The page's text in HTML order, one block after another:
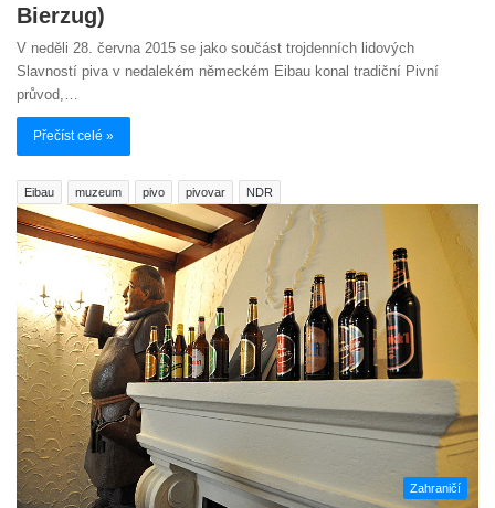
Bierzug)
V neděli 28. června 2015 se jako součást trojdenních lidových
Slavností piva v nedalekém německém Eibau konal tradiční Pivní
průvod,…
Přečíst celé »
Eibau muzeum pivo pivovar NDR
Zahraničí